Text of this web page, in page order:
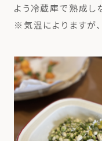
よう冷蔵庫で熟成し
※気温によりますが